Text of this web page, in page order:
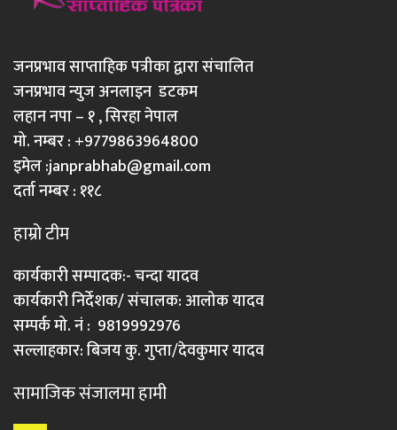
जनप्रभाव साप्ताहिक पत्रीका द्वारा संचालित
जनप्रभाव न्युज अनलाइन डटकम
लहान नपा – १ , सिरहा नेपाल
मो. नम्बर : +9779863964800
इमेल :janprabhab@gmail.com
दर्ता नम्बर : ११८
हाम्रो टीम
कार्यकारी सम्पादक:- चन्दा यादव
कार्यकारी निर्देशक/ संचालक: आलोक यादव
सम्पर्क मो. नं : 9819992976
सल्लाहकार: बिजय कु. गुप्ता/देवकुमार यादव
सामाजिक संजालमा हामी